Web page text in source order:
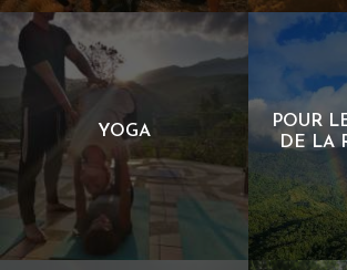
50MIN DE MARCHE À POINT
DE VUE SUR SANTA MARTA
YOGA
POUR
DE LA